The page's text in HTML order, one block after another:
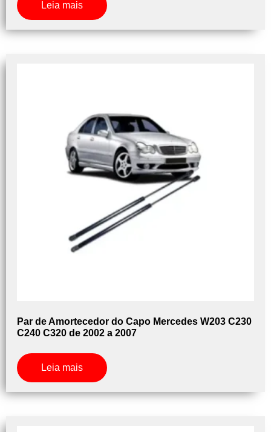
Leia mais
Par de Amortecedor do Capo Mercedes W203 C230
C240 C320 de 2002 a 2007
Leia mais